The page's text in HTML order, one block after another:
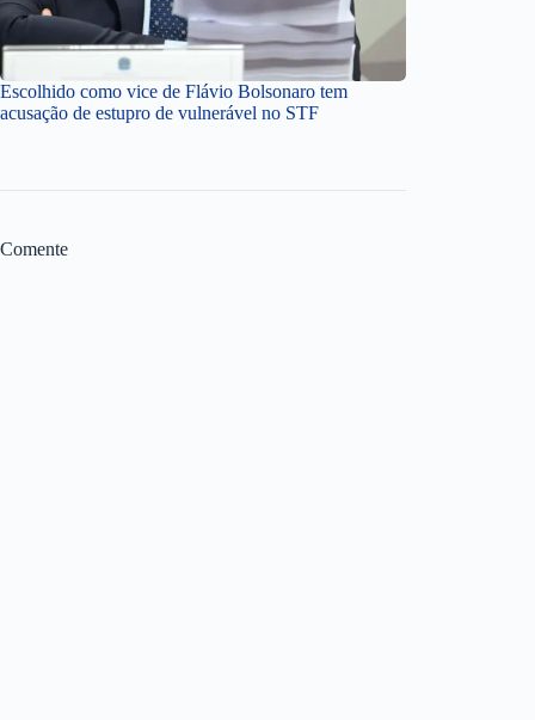
Escolhido como vice de Flávio Bolsonaro tem
acusação de estupro de vulnerável no STF
Comente